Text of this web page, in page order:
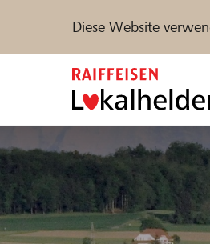
Diese Website
Unterstützen
Projekte und